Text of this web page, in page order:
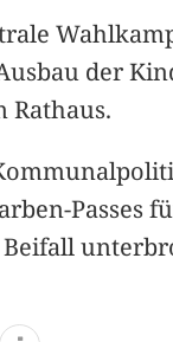
der
Rathaus.
Passes